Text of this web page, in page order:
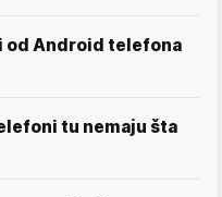
od Android telefona
tu nemaju šta